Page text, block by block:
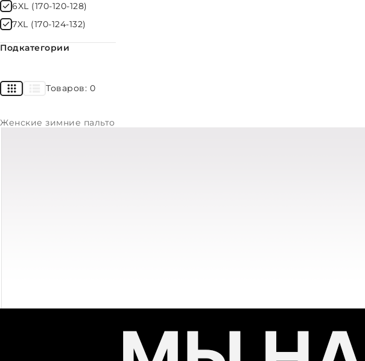
6XL (170-120-128)
7XL (170-124-132)
#
Подкатегории
Товаров: 0
Женские зимние пальто